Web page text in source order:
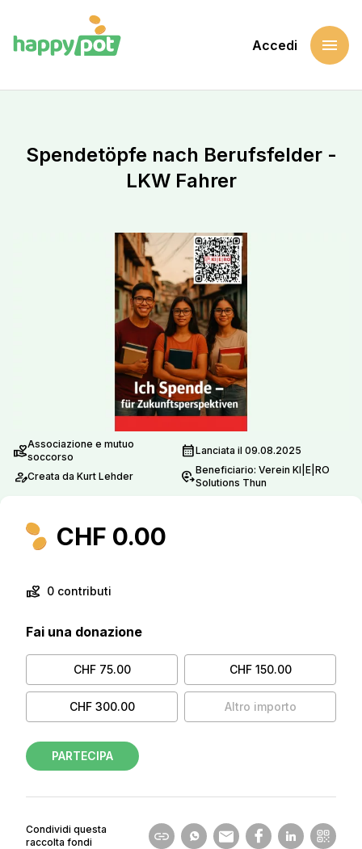
Accedi menu
Spendetöpfe nach Berufsfelder -
LKW Fahrer
volunteer_activismAssociazione e mutuo
soccorso
calendar_monthLanciata il 09.08.2025
person_editCreata da Kurt Lehder move_locationBeneficiario: Verein KI|E|RO
Solutions Thun
CHF 0.00
volunteer_activism 0 contributi
Fai una donazione
CHF 75.00 CHF 150.00
CHF 300.00 Altro importo
PARTECIPA
Condividi questa
raccolta fondi